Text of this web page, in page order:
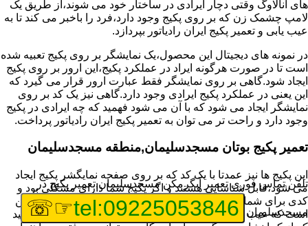
های آنالاوگ وقتی دچار ایرادی در ساختار خود می شوند،از طریق یک
لامپ چشمک زن که بر روی پکیج وجود دارد،فرد را باخبر می کند تا به
عیب یابی و تعمیر پکیج ایران رادیاتور بپردازد.
در نمونه های دیجیتال این محصول،یک نمایشگر بر روی پکیج تعبیه شده
است تا در صورت هرگونه ایراد در عملکرد پکیج،این ارور بر روی پکیج
ایجاد شود.گاهی بر روی نمایشگر فقط عبارت ارور قرار می گیرد که
این یعنی در عملکرد پکیج ایرادی وجود دارد.گاهی نیز یک کد بر روی
نمایشگر ایجاد می شود که با آن می شود فهمید که چه ایرادی در پکیج
وجود دارد و راحت تر می توان به تعمیر پکیج ایران رادیاتور پرداخت.
تعمیر پکیج بوتان مسجدسلیمان,منطقه مسجدسلیمان
این پکیج ها نیز عمدتا با یک کد که بر روی صفحه نمایگشر پکیج ایجاد
می شود،قابل شناسایی هستند و اگر پکیج شما دارای مشکلی بود و
کدی برای شما نمایش داده شد،اولین کار برای تعمیر پکیج بوتان،این
است که عیب یابی انجام دهید و ایرادی که وجود دارد را بررسی کنید
تلفن تماس فوریتعمیر آبگرمکن مسجدسلیمان,تعمیر پکیج در
مسجدسلیمان tel:09225053846
☞☏